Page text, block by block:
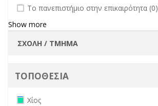
undefined
Το πανεπιστήμιο στην επικαιρότητα (0)
Show more
ΤΟΠΟΘΕΣΙΑ
Remove Χίος filter
Χίος